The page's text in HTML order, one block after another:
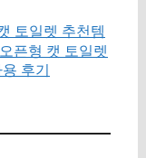
토일렛 추천템
픈형 캣 토일렛
후기